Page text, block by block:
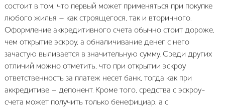
состоит в том, что первый может применяться при покупке
любого жилья – как строящегося, так и вторичного.
Оформление аккредитивного счета обычно стоит дороже,
чем открытие эскроу, а обналичивание денег с него
зачастую выливается в значительную сумму. Среди других
отличий можно отметить, что при открытии эскроу
ответственность за платеж несет банк, тогда как при
аккредитиве – депонент. Кроме того, средства с эскроу-
счета может получить только бенефициар, а с